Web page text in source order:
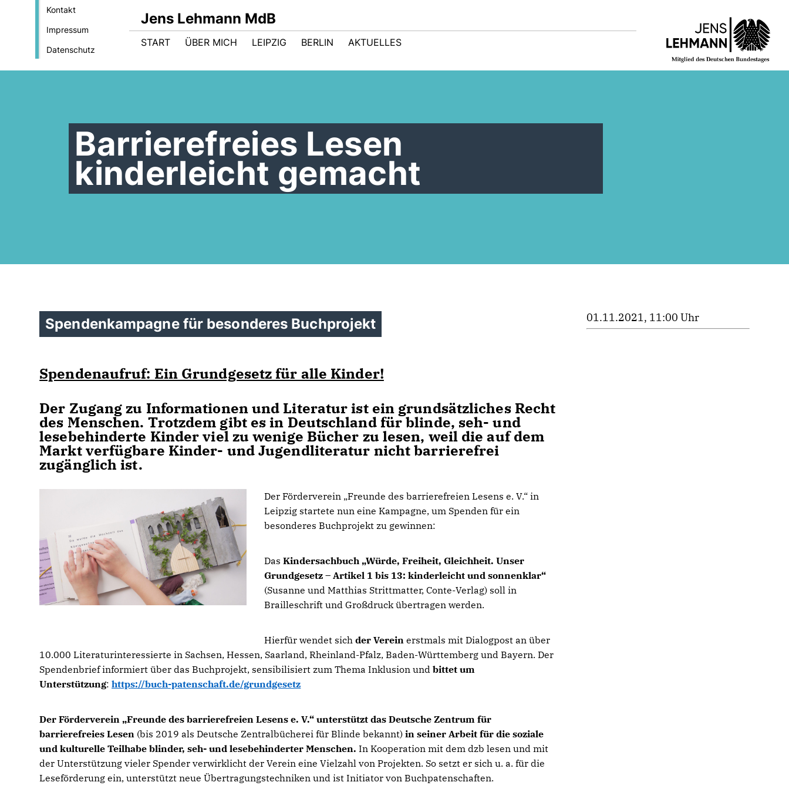
Kontakt
Impressum
Datenschutz
Jens Lehmann MdB
START ÜBER MICH LEIPZIG BERLIN AKTUELLES
Barrierefreies Lesen
kinderleicht gemacht
Spendenkampagne für besonderes Buchprojekt
Spendenaufruf: Ein Grundgesetz für alle Kinder!
Der Zugang zu Informationen und Literatur ist ein grundsätzliches Recht
des Menschen. Trotzdem gibt es in Deutschland für blinde, seh- und
lesebehinderte Kinder viel zu wenige Bücher zu lesen, weil die auf dem
Markt verfügbare Kinder- und Jugendliteratur nicht barrierefrei
zugänglich ist.
Der Förderverein „Freunde des barrierefreien Lesens e. V.“ in
Leipzig startete nun eine Kampagne, um Spenden für ein
besonderes Buchprojekt zu gewinnen:
DasKindersachbuch „Würde, Freiheit, Gleichheit. Unser
Grundgesetz – Artikel 1 bis 13: kinderleicht und sonnenklar“
(Susanne und Matthias Strittmatter, Conte-Verlag) soll in
Brailleschrift und Großdruck übertragen werden.
Hierfür wendet sichder Verein erstmals mit Dialogpost an über
10.000 Literaturinteressierte in Sachsen, Hessen, Saarland, Rheinland-Pfalz, Baden-Württemberg und Bayern. Der
Spendenbrief informiert über das Buchprojekt, sensibilisiert zum Thema Inklusion undbittet um
Unterstützung:https://buch-patenschaft.de/grundgesetz
Der Förderverein „Freunde des barrierefreien Lesens e. V.“ unterstützt das Deutsche Zentrum für
barrierefreies Lesen (bis 2019 als Deutsche Zentralbücherei für Blinde bekannt) in seiner Arbeit für die soziale
und kulturelle Teilhabe blinder, seh- und lesebehinderter Menschen. In Kooperation mit dem dzb lesen und mit
der Unterstützung vieler Spender verwirklicht der Verein eine Vielzahl von Projekten. So setzt er sich u. a. für die
Leseförderung ein, unterstützt neue Übertragungstechniken und ist Initiator von Buchpatenschaften.
01.11.2021, 11:00 Uhr